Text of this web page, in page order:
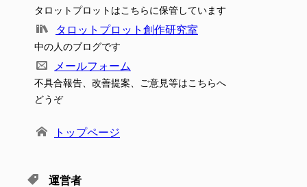
タロットプロットはこちらに保管しています
タロットプロット創作研究室
中の人のブログです
メールフォーム
不具合報告、改善提案、ご意見等はこちらへ
どうぞ
トップページ
運営者